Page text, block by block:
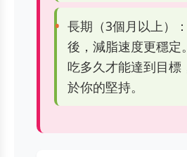
長期（3個月以上）
後，減脂速度更穩定
吃多久才能達到目標
於你的堅持。